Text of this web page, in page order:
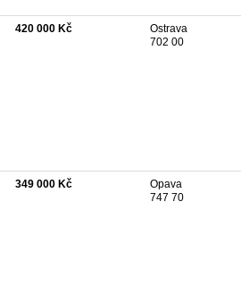
420 000 Kč
Ostrava
702 00
349 000 Kč
Opava
747 70